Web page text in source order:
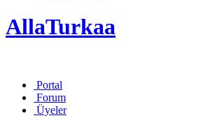
AllaTurkaa
Portal
Forum
Üyeler